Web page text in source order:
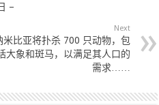
–
Next
米比亚将扑杀 700 只动物，包
大象和斑马，以满足其人口的
需求……